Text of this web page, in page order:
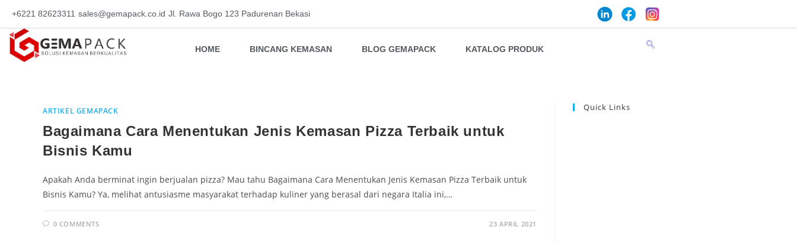
+6221 82623311 sales@gemapack.co.id Jl. Rawa Bogo 123 Padurenan Bekasi
HOME BINCANG KEMASAN BLOG GEMAPACK KATALOG PRODUK
ARTIKEL GEMAPACK
Bagaimana Cara Menentukan Jenis Kemasan Pizza Terbaik untuk
Bisnis Kamu
Apakah Anda berminat ingin berjualan pizza? Mau tahu Bagaimana Cara Menentukan Jenis Kemasan Pizza Terbaik untuk
Bisnis Kamu? Ya, melihat antusiasme masyarakat terhadap kuliner yang berasal dari negara Italia ini,…
0 COMMENTS 23 APRIL 2021
Quick Links